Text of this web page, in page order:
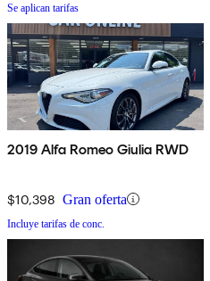
Se aplican tarifas
2019 Alfa Romeo Giulia RWD
$10,398 Gran oferta
Incluye tarifas de conc.